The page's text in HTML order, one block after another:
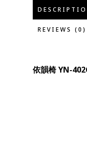
REVIEWS (0)
依韻椅 YN-